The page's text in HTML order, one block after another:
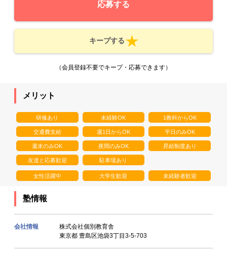
応募する
キープする
（会員登録不要でキープ・応募できます）
メリット
研修あり 未経験OK 1教科からOK
交通費支給 週1日からOK 平日のみOK
週末のみOK 夜間のみOK 昇給制度あり
友達と応募歓迎 駐車場あり
女性活躍中 大学生歓迎 未経験者歓迎
塾情報
会社情報
株式会社個別教育舎
東京都 豊島区池袋3丁目3-5-703